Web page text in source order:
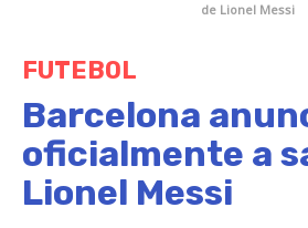
de Lionel Messi
FUTEBOL
Barcelona
oficialmente a
Lionel Messi